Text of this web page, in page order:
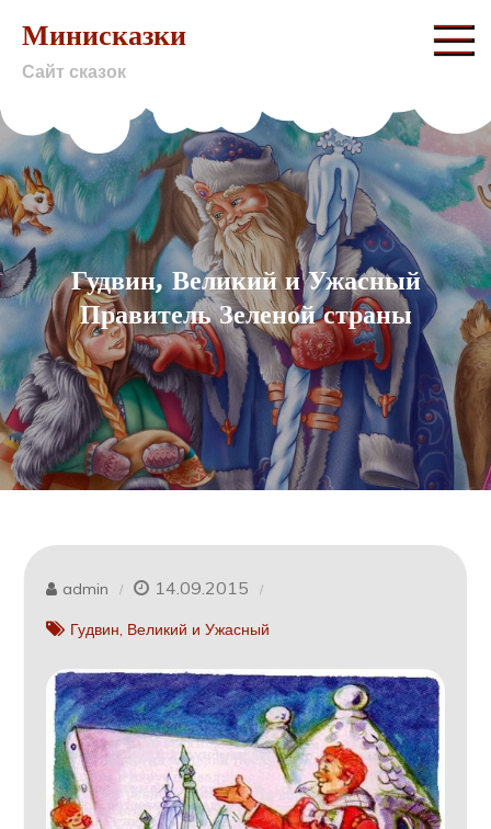
content
Минисказки
Сайт сказок
Гудвин, Великий и Ужасный
Правитель Зеленой страны
admin 14.09.2015
Гудвин, Великий и Ужасный